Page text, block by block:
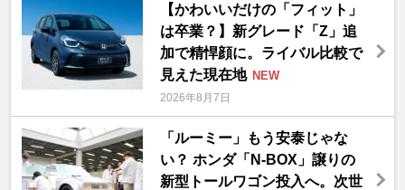
【かわいいだけの「フィット」
は卒業？】新グレード「Z」追
加で精悍顔に。ライバル比較で
見えた現在地 NEW
2026年8月7日
「ルーミー」もう安泰じゃな
い？ ホンダ「N-BOX」譲りの
新型トールワゴン投入へ。次世